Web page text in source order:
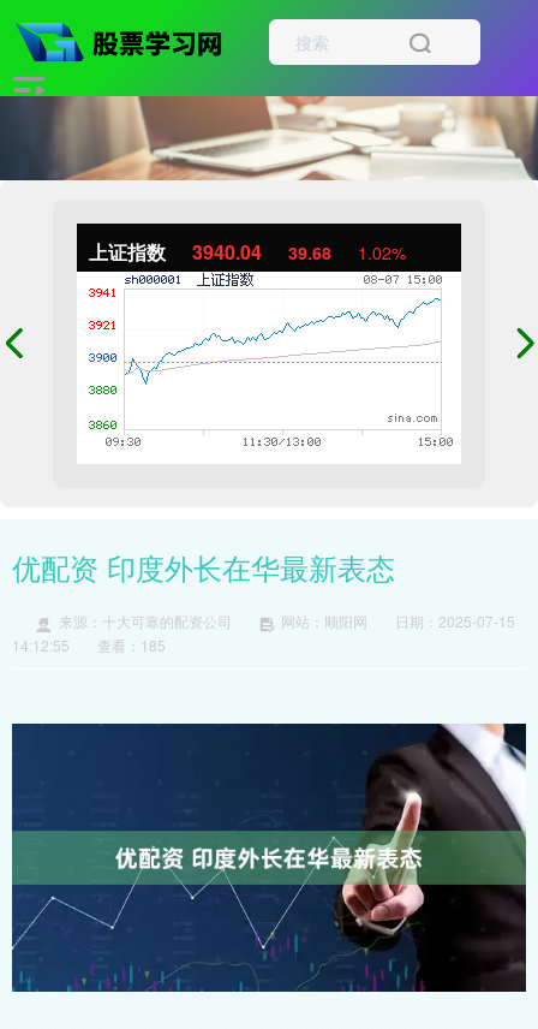
上证指数 3940.04 39.68 1.02%
优配资 印度外长在华最新表态
来源：十大可靠的配资公司 网站：顺阳网
日期：2025-07-15
14:12:55
查看：185